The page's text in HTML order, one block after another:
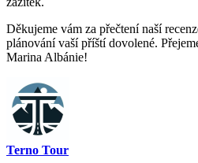
Děkujeme vám ‍za přečtení naší
plánování vaší příští⁣ dovolené.
Marina ⁤Albánie!
Terno Tour